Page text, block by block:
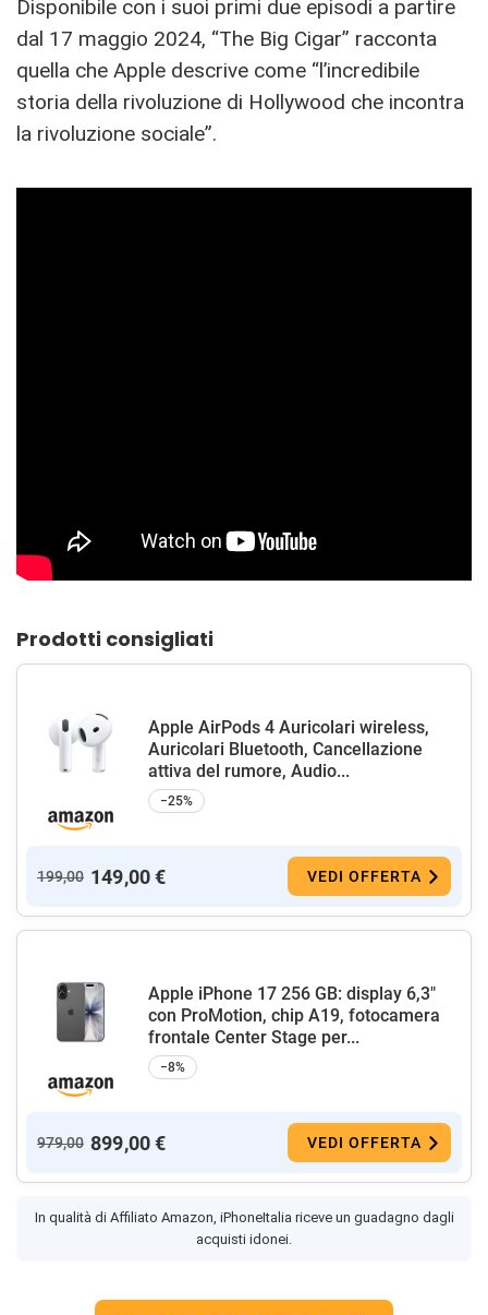
Disponibile con i suoi primi due episodi a partire
dal 17 maggio 2024, “The Big Cigar” racconta
quella che Apple descrive come “l’incredibile
storia della rivoluzione di Hollywood che incontra
la rivoluzione sociale”.
Prodotti consigliati
Apple AirPods 4 Auricolari wireless,
Auricolari Bluetooth, Cancellazione
attiva del rumore, Audio...
−25%
199,00 149,00 € VEDI OFFERTA
Apple iPhone 17 256 GB: display 6,3"
con ProMotion, chip A19, fotocamera
frontale Center Stage per...
−8%
979,00 899,00 € VEDI OFFERTA
In qualità di Affiliato Amazon, iPhoneItalia riceve un guadagno dagli
acquisti idonei.